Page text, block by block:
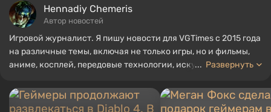
Hennadiy Chemеris
Автор новостей
Игровой журналист. Я пишу новости для VGTimes с 2015 года
на различные темы, включая не только игры, но и фильмы,
аниме, косплей, передовые технологии, искусственный
нескольких обзоров, топов, компиляций и других статей,
связанных с видеоиграми. Я собираю различные игровые
... Развернуть